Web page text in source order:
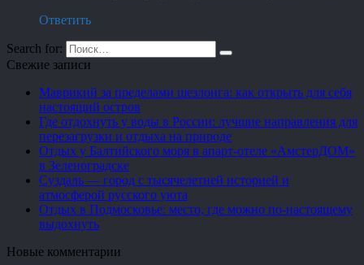
Ответить
Search for:
Свежие записи
Маврикий за пределами шезлонга: как открыть для себя
настоящий остров
Где отдохнуть у воды в России: лучшие направления для
перезагрузки и отдыха на природе
Отдых у Балтийского моря в апарт-отеле «АмстерДОМ»
в Зеленоградске
Суздаль — город с тысячелетней историей и
атмосферой русского уюта
Отдых в Подмосковье: место, где можно по-настоящему
выдохнуть
Новые комментарии